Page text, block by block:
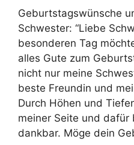
Geburtstagswünsche
Schwester: “Liebe
besonderen Tag
alles Gute zum
nicht nur meine
beste Freundin und
Durch Höhen und
meiner Seite und dafür
dankbar. Möge dein